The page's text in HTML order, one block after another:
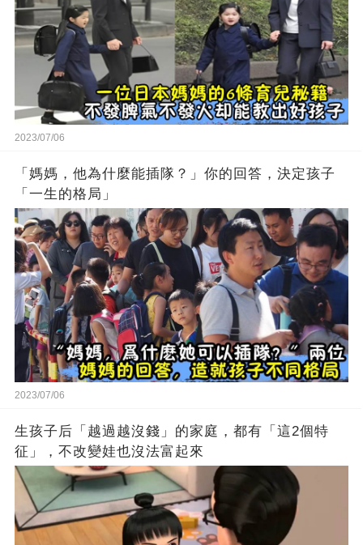
2023/07/06
「媽媽，他為什麼能插隊？」你的回答，決定孩子
「一生的格局」
2023/07/06
生孩子后「越過越沒錢」的家庭，都有「這2個特
征」，不改變娃也沒法富起來